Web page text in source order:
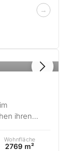
ihren
Wohnfläche
2769 m²